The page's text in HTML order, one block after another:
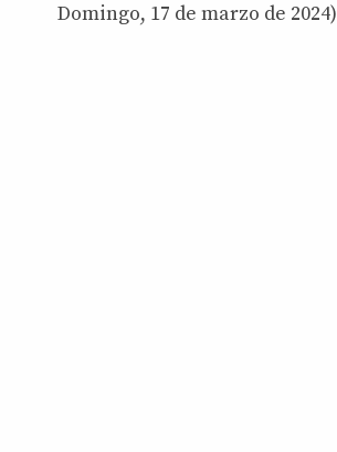
Domingo, 17 de marzo de 2024)